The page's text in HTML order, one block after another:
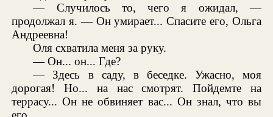
— Случилось то, чего я ожидал, —
продолжал я. — Он умирает... Спасите его, Ольга
Андреевна!
Оля схватила меня за руку.
— Он... он... Где?
— Здесь в саду, в беседке. Ужасно, моя
дорогая! Но... на нас смотрят. Пойдемте на
террасу... Он не обвиняет вас... Он знал, что вы